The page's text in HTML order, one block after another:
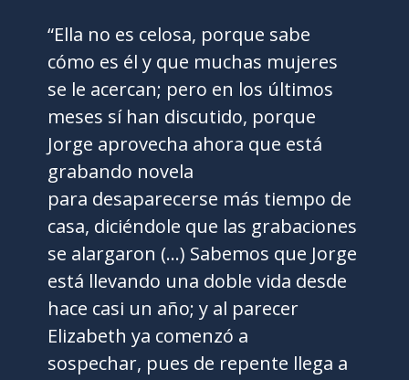
“Ella no es celosa, porque sabe
cómo es él y que muchas mujeres
se le acercan; pero en los últimos
meses sí han discutido, porque
Jorge aprovecha ahora que está
grabando novela
para desaparecerse más tiempo de
casa, diciéndole que las grabaciones
se alargaron (…) Sabemos que Jorge
está llevando una doble vida desde
hace casi un año; y al parecer
Elizabeth ya comenzó a
sospechar, pues de repente llega a